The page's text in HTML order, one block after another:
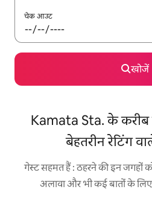
चेक आउट
खोजें
Kamata Sta. के करीब
बेहतरीन रेटिंग
गेस्ट सहमत हैं : ठहरने की इन
अलावा और भी कई बातों के लिए